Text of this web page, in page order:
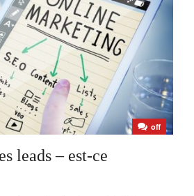
off
leads – est-ce